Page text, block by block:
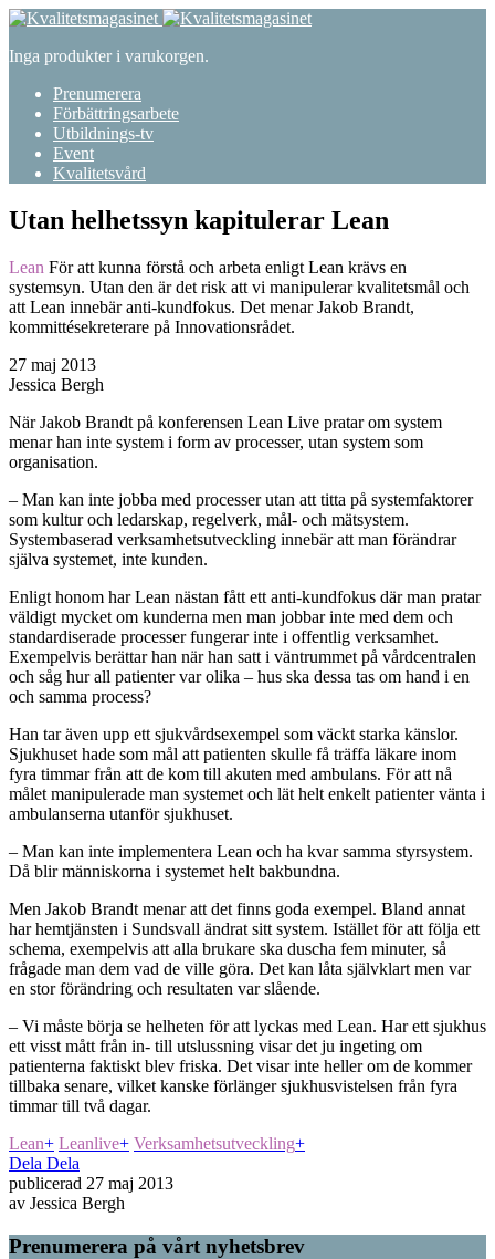
Inga produkter i varukorgen.
Prenumerera
Förbättringsarbete
Utbildnings-tv
Event
Kvalitetsvård
Utan helhetssyn kapitulerar Lean
Lean För att kunna förstå och arbeta enligt Lean krävs en
systemsyn. Utan den är det risk att vi manipulerar kvalitetsmål och
att Lean innebär anti-kundfokus. Det menar Jakob Brandt,
kommittésekreterare på Innovationsrådet.
27 maj 2013
Jessica Bergh
När Jakob Brandt på konferensen Lean Live pratar om system
menar han inte system i form av processer, utan system som
organisation.
– Man kan inte jobba med processer utan att titta på systemfaktorer
som kultur och ledarskap, regelverk, mål- och mätsystem.
Systembaserad verksamhetsutveckling innebär att man förändrar
själva systemet, inte kunden.
Enligt honom har Lean nästan fått ett anti-kundfokus där man pratar
väldigt mycket om kunderna men man jobbar inte med dem och
standardiserade processer fungerar inte i offentlig verksamhet.
Exempelvis berättar han när han satt i väntrummet på vårdcentralen
och såg hur all patienter var olika – hus ska dessa tas om hand i en
och samma process?
Han tar även upp ett sjukvårdsexempel som väckt starka känslor.
Sjukhuset hade som mål att patienten skulle få träffa läkare inom
fyra timmar från att de kom till akuten med ambulans. För att nå
målet manipulerade man systemet och lät helt enkelt patienter vänta i
ambulanserna utanför sjukhuset.
– Man kan inte implementera Lean och ha kvar samma styrsystem.
Då blir människorna i systemet helt bakbundna.
Men Jakob Brandt menar att det finns goda exempel. Bland annat
har hemtjänsten i Sundsvall ändrat sitt system. Istället för att följa ett
schema, exempelvis att alla brukare ska duscha fem minuter, så
frågade man dem vad de ville göra. Det kan låta självklart men var
en stor förändring och resultaten var slående.
– Vi måste börja se helheten för att lyckas med Lean. Har ett sjukhus
ett visst mått från in- till utslussning visar det ju ingeting om
patienterna faktiskt blev friska. Det visar inte heller om de kommer
tillbaka senare, vilket kanske förlänger sjukhusvistelsen från fyra
timmar till två dagar.
Lean+ Leanlive+ Verksamhetsutveckling+
Dela Dela
publicerad 27 maj 2013
av Jessica Bergh
Prenumerera på vårt nyhetsbrev